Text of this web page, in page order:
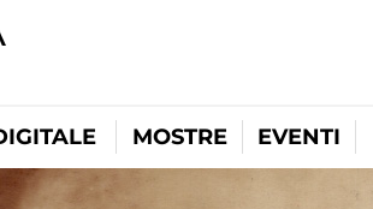
MOSTRE EVENTI